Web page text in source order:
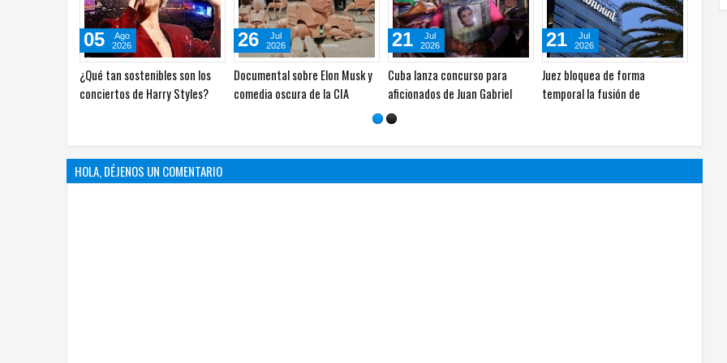
Netflix revela que uso IA en más
de 300 producciones
17
Jul
2026
Proyectará Cine del Rejón Elvis
y el último concierto de Soda
15
Jul
2026
¿Qué tan sostenibles son los
conciertos de Harry Styles?
05
Ago
2026
Documental sobre Elon Musk y
comedia oscura de la CIA
26
Jul
2026
HOLA, DÉJENOS UN COMENTARIO